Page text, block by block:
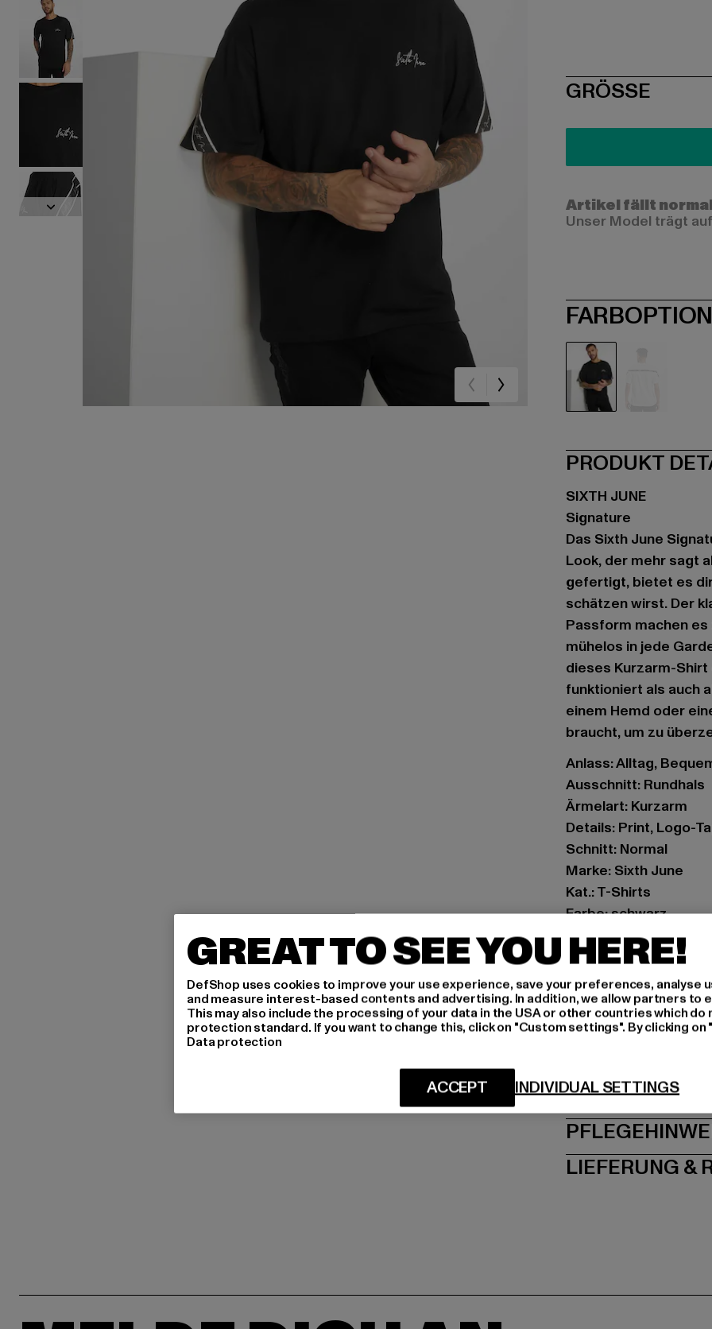
SIZE
GRÖSSE
Artikel fällt
Unser Model trägt
PRODUKT
SIXTH JUNE
Signature
Das Sixth June
Look, der mehr sagt
gefertigt, bietet es
schätzen wirst. Der
Passform machen
mühelos in jede
dieses Kurzarm-
funktioniert als auch
einem Hemd oder
braucht, um zu
Anlass: Alltag,
Ausschnitt: Rundhals
Ärmelart: Kurzarm
Details: Print, Logo-
Schnitt: Normal
Marke: Sixth June
Kat.: T-Shirts
Farbe: schwarz
Hersteller Farbe: black
Art.Nr: M3693-00007
Hersteller: ALPHA
60 rue Francis de
GRÖSSE
LIEFERUNG &
GREAT TO SEE YOU HERE!
DefShop uses cookies to improve your use experience, save your preferences, analyse
and measure interest-based contents and advertising. In addition, we allow partners to
This may also include the processing of your data in the USA or other countries which do
protection standard. If you want to change this, click on "Custom settings". By clicking
Data protection
INDIVIDUAL SETTINGS
ACCEPT